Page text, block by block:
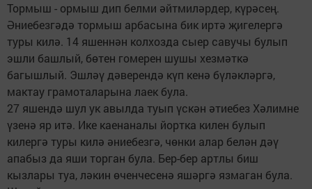
Тормыш - ормыш дип белми әйтмиләрдер, күрәсең.
Әниебезгәдә тормыш арбасына бик иртә җигелергә
туры килә. 14 яшеннән колхозда сыер савучы булып
эшли башлый, бөтен гомерен шушы хезмәткә
багышлый. Эшләү дәверендә күп кенә бүләкләргә,
мактау грамоталарына лаек була.
27 яшендә шул ук авылда туып үскән әтиебез Хәлимне
үзенә яр итә. Ике каенаналы йортка килен булып
килергә туры килә әниебезгә, чөнки алар белән дәү
апабыз да яши торган була. Бер-бер артлы биш
кызлары туа, ләкин өченчесенә яшәргә язмаган була.